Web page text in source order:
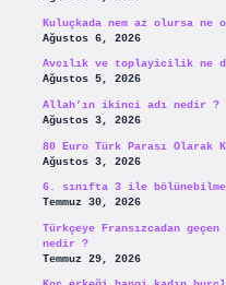
Kuluçkada nem az olursa ne
Ağustos 6, 2026
Avcılık ve toplayicilik ne
Ağustos 5, 2026
Allah’ın ikinci adı nedir ?
Ağustos 3, 2026
80 Euro Türk Parası Olarak
Ağustos 3, 2026
6. sınıfta 3 ile
Temmuz 30, 2026
Türkçeye Fransızcadan
nedir ?
Temmuz 29, 2026